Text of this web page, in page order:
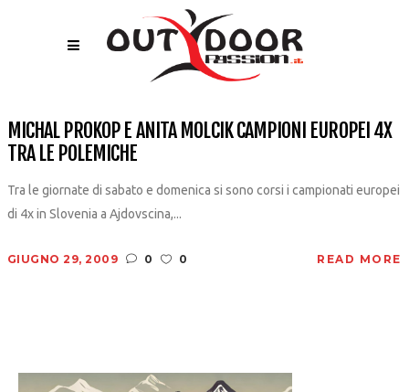
MICHAL PROKOP E ANITA MOLCIK CAMPIONI EUROPEI 4X
TRA LE POLEMICHE
Tra le giornate di sabato e domenica si sono corsi i campionati europei
di 4x in Slovenia a Ajdovscina,...
GIUGNO 29, 2009 0 0 READ MORE